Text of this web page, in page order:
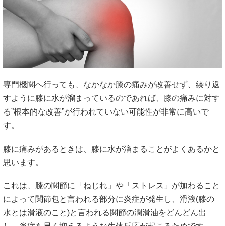
専門機関へ行っても、なかなか膝の痛みが改善せず、繰り返
すように膝に水が溜まっているのであれば、膝の痛みに対す
る”根本的な改善”が行われていない可能性が非常に高いで
す。
膝に痛みがあるときは、膝に水が溜まることがよくあるかと
思います。
これは、膝の関節に「ねじれ」や「ストレス」が加わること
によって関節包と言われる部分に炎症が発生し、滑液(膝の
水とは滑液のこと)と言われる関節の潤滑油をどんどん出